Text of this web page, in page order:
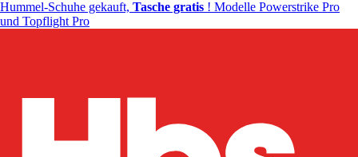
Hummel-Schuhe gekauft, Tasche gratis ! Modelle Powerstrike Pro
und Topflight Pro